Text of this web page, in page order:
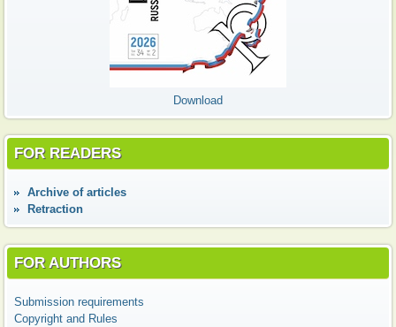
Download
FOR READERS
Аrchive of articles
Retraction
FOR AUTHORS
Submission requirements
Copyright and Rules